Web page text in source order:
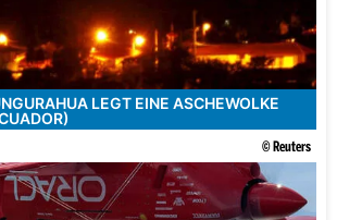
LEGT EINE ASCHEWOLKE
© Reuters